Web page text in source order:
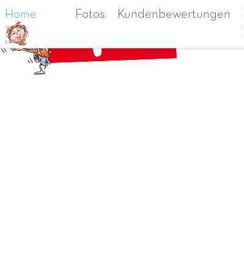
Home Fotos Kundenbewertungen